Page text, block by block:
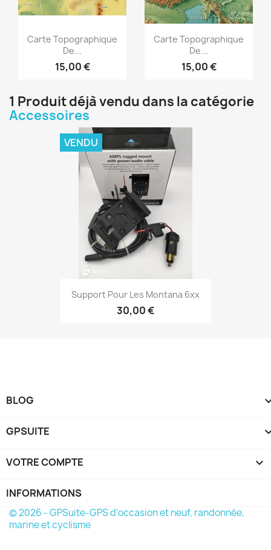
Aperçu rapide
Carte Topographique
De...
15,00 €
Aperçu rapide
Carte Topographique
De...
15,00 €
1 Produit déjà vendu dans la catégorie
Accessoires
Aperçu rapide
Support Pour Les Montana 6xx
30,00 €
VENDU
BLOG
GPSUITE
VOTRE COMPTE 
INFORMATIONS
© 2026 - GPSuite-GPS d'occasion et neuf, randonnée,
marine et cyclisme